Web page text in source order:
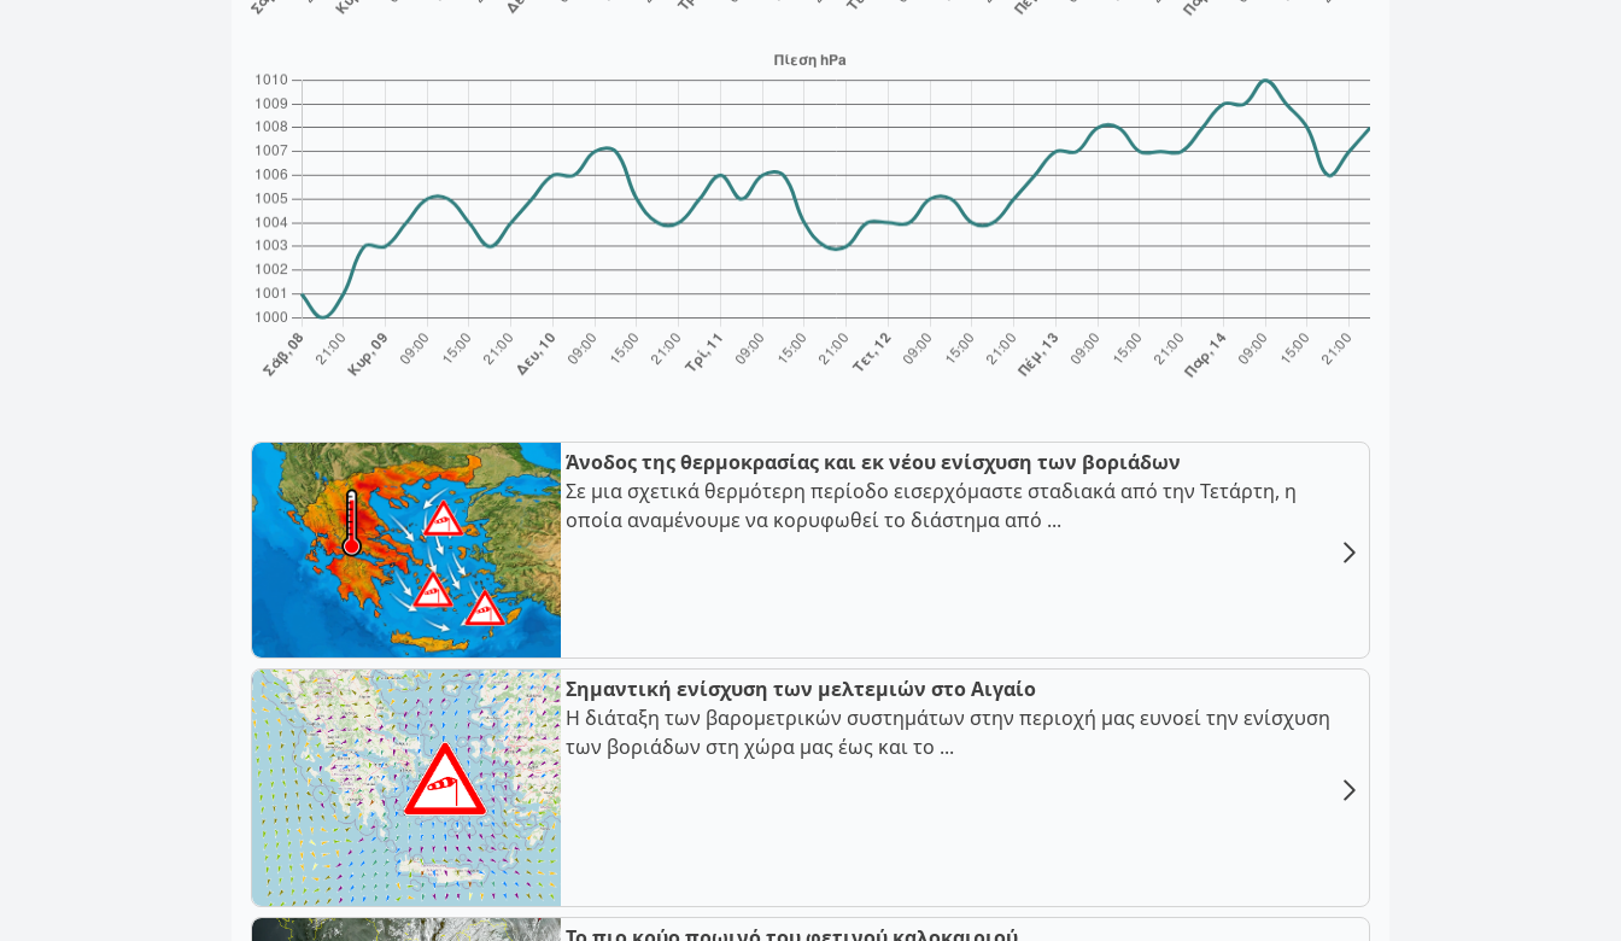
Άνοδος της θερμοκρασίας και εκ νέου ενίσχυση των βοριάδων
Σε μια σχετικά θερμότερη περίοδο εισερχόμαστε σταδιακά από την Τετάρτη, η
οποία αναμένουμε να κορυφωθεί το διάστημα από ...
Σημαντική ενίσχυση των μελτεμιών στο Αιγαίο
Η διάταξη των βαρομετρικών συστημάτων στην περιοχή μας ευνοεί την ενίσχυση
των βοριάδων στη χώρα μας έως και το ...